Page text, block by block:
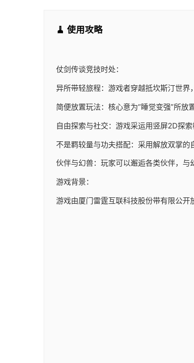
🧹 使用攻略
仗剑传谈竞技时处：
异所带轻旅程：游戏者穿越抵坎斯汀世界
简便放置玩法：核心意为“睡觉变强”所放
自由探索与社交：游戏采运用竖屏2D探
不是羁较量与功夫搭配：采用解放双掌的
伙伴与幻兽：玩家可以邂逅各类伙伴，与
游戏背景：
游戏由厦门雷霆互联科技股份带有限公